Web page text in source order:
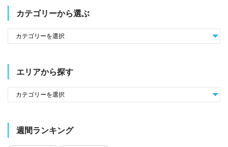
カテゴリーから選ぶ
エリアから探す
週間ランキング